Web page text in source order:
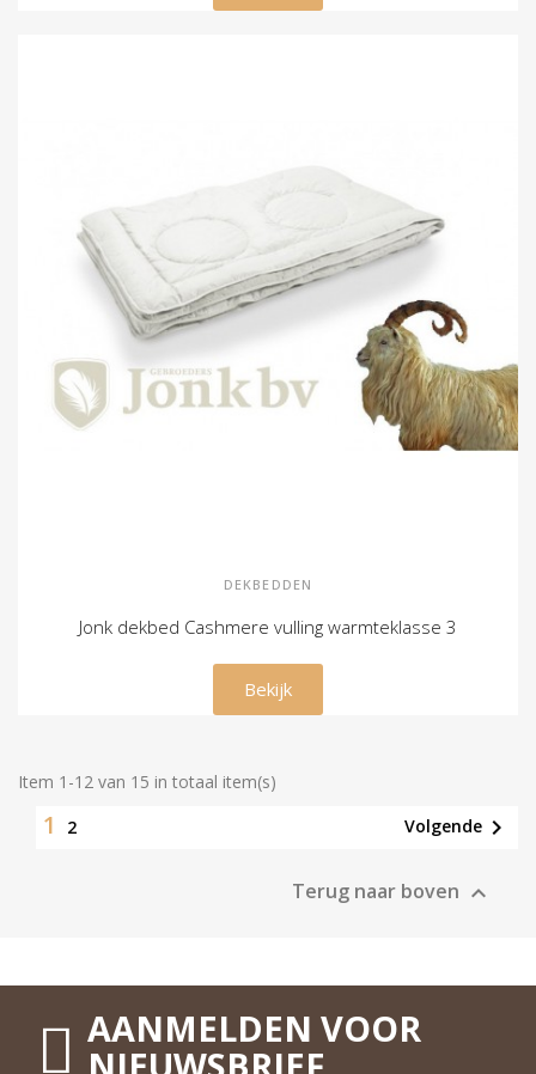
DEKBEDDEN
Jonk dekbed Cashmere vulling warmteklasse 3
€ 439,00
Bekijk
Item 1-12 van 15 in totaal item(s)
1 2 Volgende 
Terug naar boven 
AANMELDEN VOOR